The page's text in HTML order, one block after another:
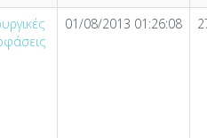
01/08/2013 01:26:08